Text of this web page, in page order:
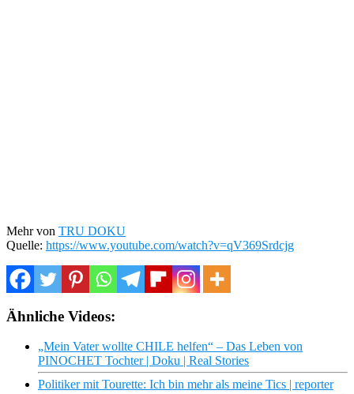
Mehr von TRU DOKU
Quelle: https://www.youtube.com/watch?v=qV369Srdcjg
Ähnliche Videos:
„Mein Vater wollte CHILE helfen“ – Das Leben von
PINOCHET Tochter | Doku | Real Stories
Politiker mit Tourette: Ich bin mehr als meine Tics | reporter